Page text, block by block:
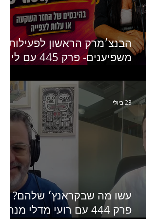
הבנצ׳מרק הראשון לפעילות
משפיענים- פרק 445 עם לינוי
Humanz ישראל
עשו מה שבקראנץ׳ שלהם?
פרק 444 עם רועי מדלי מנהל
23 ביולי